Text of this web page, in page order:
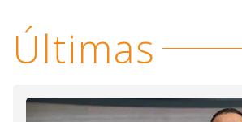
Últimas